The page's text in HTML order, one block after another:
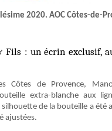
2020. AOC Côtes-de-
Fils : un écrin exclusif,
Côtes de Provence,
extra-blanche aux
de la bouteille a été
ajustées.